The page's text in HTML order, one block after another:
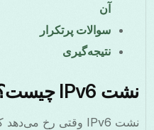
آن
سوالات پرتکرار
نتیجه‌گیری
نشت IPv6 چیست؟